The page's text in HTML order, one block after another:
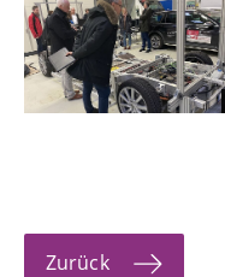
Zurück